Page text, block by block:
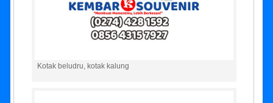
Kotak beludru, kotak kalung